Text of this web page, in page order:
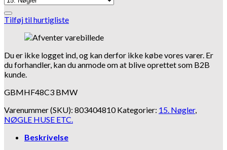
Tilføj til hurtigliste
Du er ikke logget ind, og kan derfor ikke købe vores varer. Er
du forhandler, kan du anmode om at blive oprettet som B2B
kunde.
GBMHF48C3 BMW
Varenummer (SKU): 803404810 Kategorier: 15. Nøgler,
NØGLE HUSE ETC.
Beskrivelse